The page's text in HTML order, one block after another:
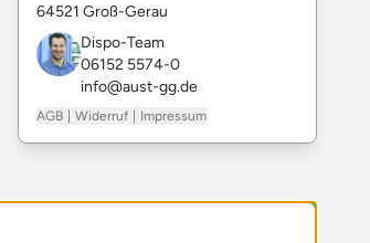
64521 Groß-Gerau
Dispo-Team
06152 5574-0
info@aust-gg.de
AGB Widerruf Impressum